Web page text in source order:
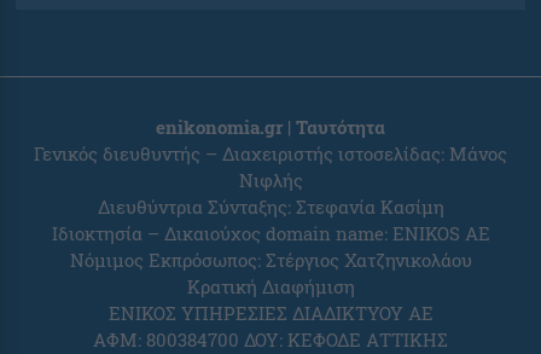
enikonomia.gr | Ταυτότητα
Γενικός διευθυντής – Διαχειριστής ιστοσελίδας: Μάνος
Νιφλής
Διευθύντρια Σύνταξης: Στεφανία Κασίμη
Ιδιοκτησία – Δικαιούχος domain name: ENIKOS AE
Νόμιμος Εκπρόσωπος: Στέργιος Χατζηνικολάου
Κρατική Διαφήμιση
ΕΝΙΚΟΣ ΥΠΗΡΕΣΙΕΣ ΔΙΑΔΙΚΤΥΟΥ ΑΕ
ΑΦΜ: 800384700 ΔΟΥ: ΚΕΦΟΔΕ ΑΤΤΙΚΗΣ